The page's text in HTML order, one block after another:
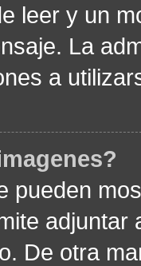
leer y un
La
a
pueden
De otra